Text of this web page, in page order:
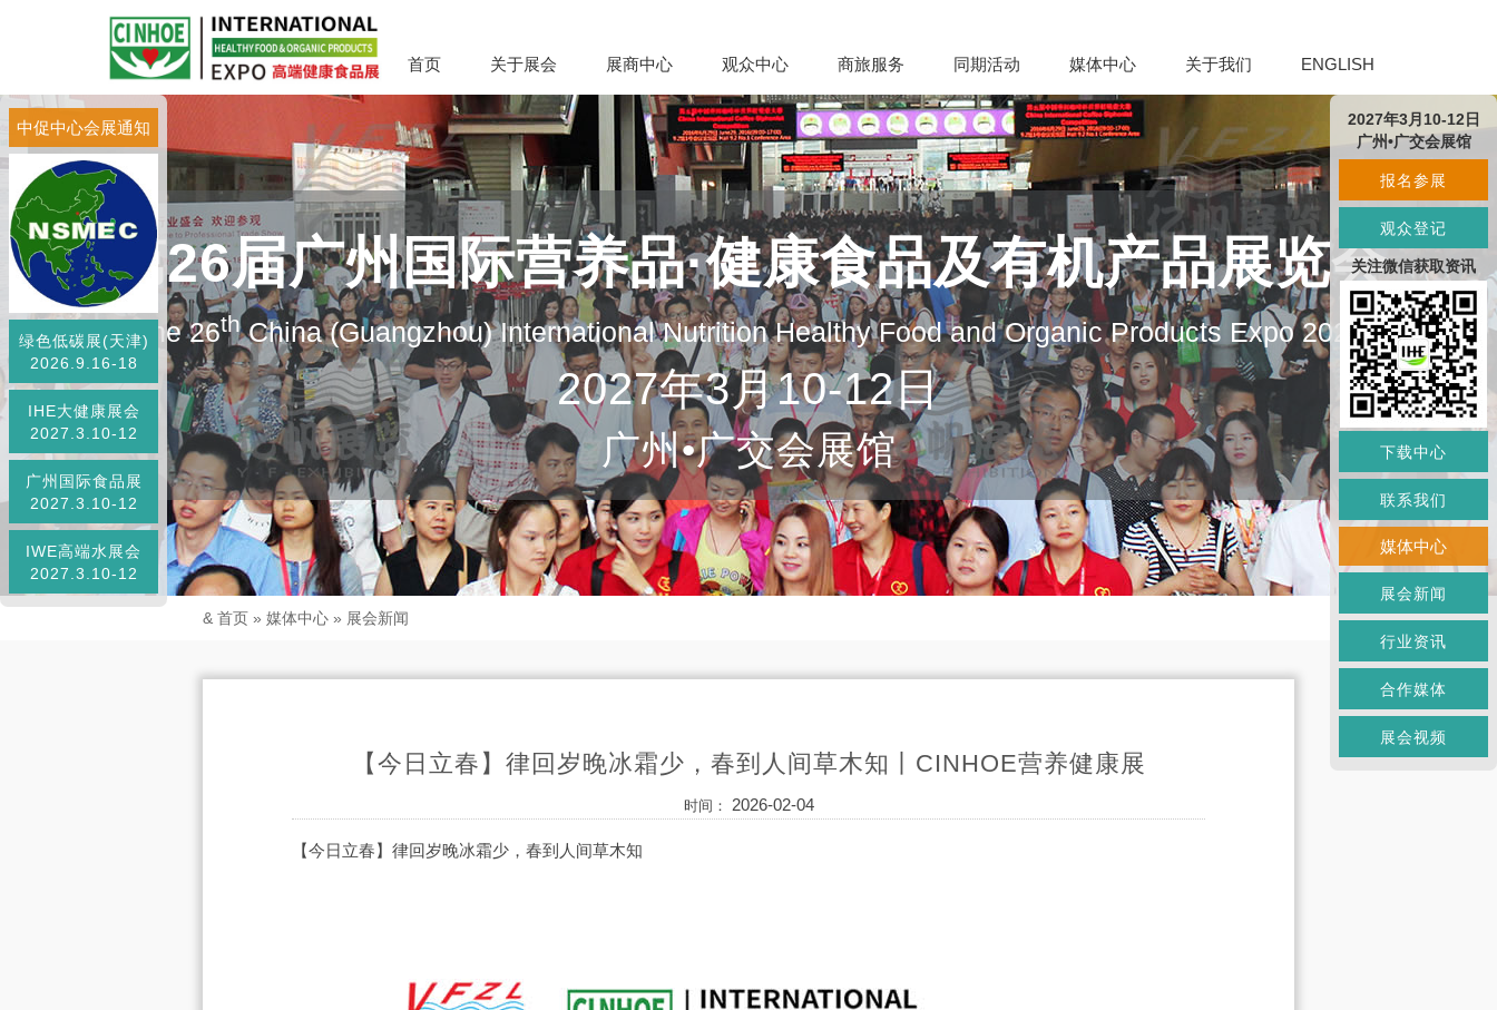
首页 关于展会 展商中心 观众中心 商旅服务 同期活动 媒体中心 关于我们 ENGLISH
第26届广州国际营养品·健康食品及有机产品展览会
The 26thChina (Guangzhou) International Nutrition Healthy Food and Organic Products Expo 2027
2027年3月10-12日
广州•广交会展馆
中促中心会展通知
绿色低碳展(天津)
2026.9.16-18
IHE大健康展会
2027.3.10-12
广州国际食品展
2027.3.10-12
IWE高端水展会
2027.3.10-12
& 首页 » 媒体中心 » 展会新闻
【今日立春】律回岁晚冰霜少，春到人间草木知丨CINHOE营养健康展
时间： 2026-02-04
【今日立春】律回岁晚冰霜少，春到人间草木知
2027年3月10-12日
广州•广交会展馆
报名参展
观众登记
关注微信获取资讯
下载中心
联系我们
媒体中心
展会新闻
行业资讯
合作媒体
展会视频